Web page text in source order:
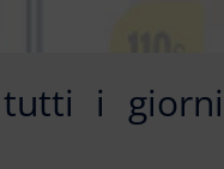
i giorni